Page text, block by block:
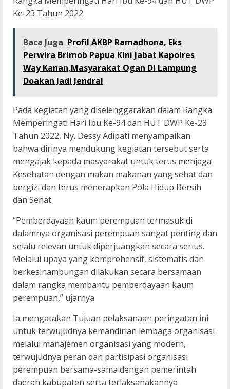
Ke-23 Tahun 2022.
Baca Juga Profil AKBP Ramadhona, Eks
Perwira Brimob Papua Kini Jabat Kapolres
Way Kanan,Masyarakat Ogan Di Lampung
Doakan Jadi Jendral
Pada kegiatan yang diselenggarakan dalam Rangka
Memperingati Hari Ibu Ke-94 dan HUT DWP Ke-23
Tahun 2022, Ny. Dessy Adipati menyampaikan
bahwa dirinya mendukung kegiatan tersebut serta
mengajak kepada masyarakat untuk terus menjaga
Kesehatan dengan makan makanan yang sehat dan
bergizi dan terus menerapkan Pola Hidup Bersih
dan Sehat.
“Pemberdayaan kaum perempuan termasuk di
dalamnya organisasi perempuan sangat penting dan
selalu relevan untuk diperjuangkan secara serius.
Melalui upaya yang komprehensif, sistematis dan
berkesinambungan dilakukan secara bersamaan
dalam rangka membantu pemberdayaan kaum
perempuan,” ujarnya
Ia mengatakan Tujuan pelaksanaan peringatan ini
untuk terwujudnya kemandirian lembaga organisasi
melalui manajemen organisasi yang modern,
terwujudnya peran dan partisipasi organisasi
perempuan bersama-sama dengan pemerintah
daerah kabupaten serta terlaksanakannya